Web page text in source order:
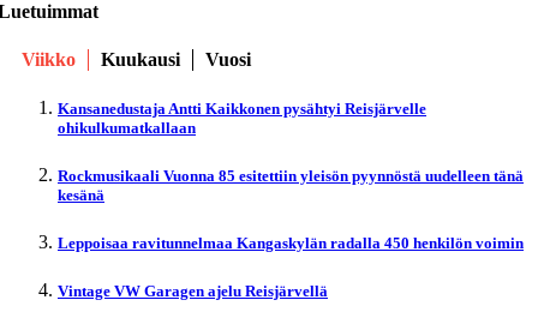
Viikko Kuukausi Vuosi
Kansanedustaja Antti Kaikkonen pysähtyi Reisjärvelle
ohikulkumatkallaan
Rockmusikaali Vuonna 85 esitettiin yleisön pyynnöstä uudelleen tänä
kesänä
Leppoisaa ravitunnelmaa Kangaskylän radalla 450 henkilön voimin
Vintage VW Garagen ajelu Reisjärvellä